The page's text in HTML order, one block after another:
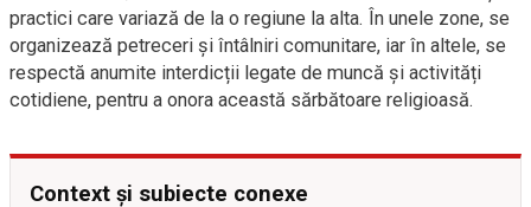
practici care variază de la o regiune la alta. În unele zone, se
organizează petreceri și întâlniri comunitare, iar în altele, se
respectă anumite interdicții legate de muncă și activități
cotidiene, pentru a onora această sărbătoare religioasă.
Context și subiecte conexe